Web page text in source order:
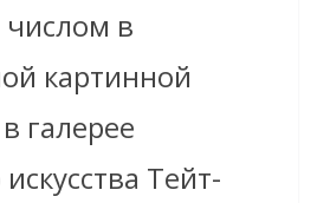
числом в
картинной
галерее
Тейт-